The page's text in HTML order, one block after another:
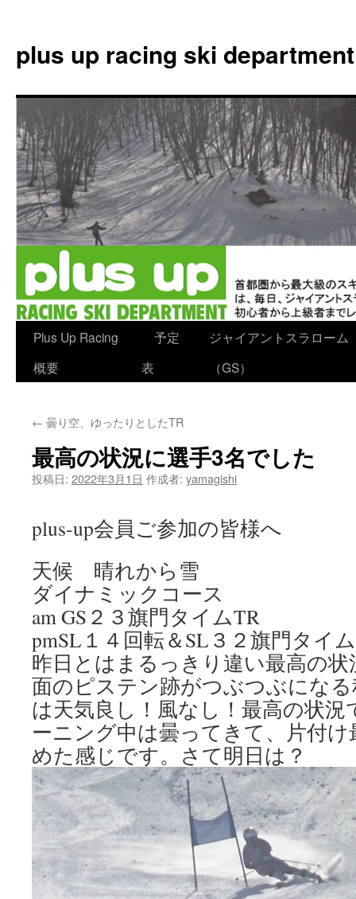
plus up racing ski department
ン
ン
ツ
へ
ッ
Plus Up Racing
概要
予定
表
ジャイアントスラローム
（GS）
← 曇り空、ゆったりとしたTR
最高の状況に選手3名でした
投稿日: 2022年3月1日 作成者: yamagishi
plus-up会員ご参加の皆様へ
天候 晴れから雪
ダイナミックコース
am GS２３旗門タイムTR
pmSL１４回転＆SL３２旗門タイ
昨日とはまるっきり違い最高の
面のピステン跡がつぶつぶになる
は天気良し！風なし！最高の状
ーニング中は曇ってきて、片付
めた感じです。さて明日は？